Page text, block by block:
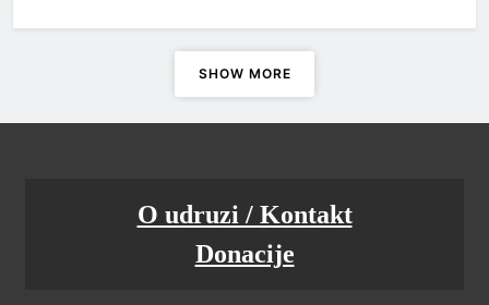
SHOW MORE
O udruzi / Kontakt
Donacije